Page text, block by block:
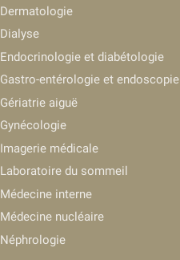
Dermatologie
Dialyse
Endocrinologie et diabétologie
Gastro-entérologie et endoscopie
Gériatrie aiguë
Gynécologie
Imagerie médicale
Laboratoire du sommeil
Médecine interne
Médecine nucléaire
Néphrologie